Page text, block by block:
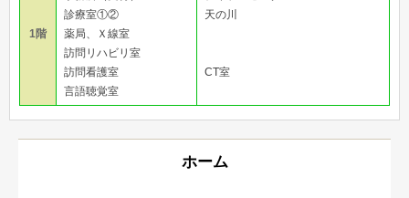
1階
診療室①②
薬局、Ｘ線室
訪問リハビリ室
訪問看護室
言語聴覚室
天の川
CT室
ホーム